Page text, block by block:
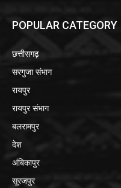
POPULAR CATEGORY
छत्तीसगढ़
सरगुजा संभाग
रायपुर
रायपुर संभाग
बलरामपुर
देश
अंबिकापुर
सूरजपुर